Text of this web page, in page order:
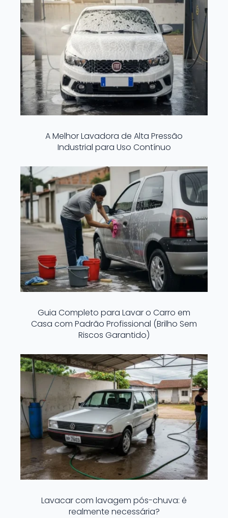
A Melhor Lavadora de Alta Pressão
Industrial para Uso Contínuo
Guia Completo para Lavar o Carro em
Casa com Padrão Profissional (Brilho Sem
Riscos Garantido)
Lavacar com lavagem pós-chuva: é
realmente necessária?